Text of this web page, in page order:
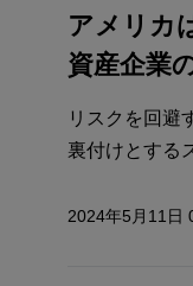
アメリカ
資産企業
リスクを回避
裏付けとする
2024年5月11日